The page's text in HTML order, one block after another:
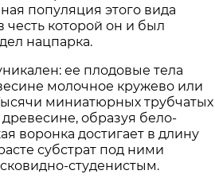
популяция этого вида
честь которой он и был
нацпарка.
ее плодовые тела
молочное кружево или
миниатюрных трубчатых
образуя бело-
воронка достигает в длину
субстрат под ними
студенистым.